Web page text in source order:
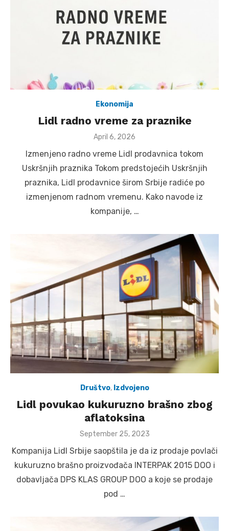
Ekonomija
Lidl radno vreme za praznike
Posted
April 6, 2026
Izmenjeno radno vreme Lidl prodavnica tokom
Uskršnjih praznika Tokom predstojećih Uskršnjih
praznika, Lidl prodavnice širom Srbije radiće po
izmenjenom radnom vremenu. Kako navode iz
kompanije, …
Društvo, Izdvojeno
Lidl povukao kukuruzno brašno zbog
aflatoksina
Posted
September 25, 2023
Kompanija Lidl Srbije saopštila je da iz prodaje povlači
kukuruzno brašno proizvođača INTERPAK 2015 DOO i
dobavljača DPS KLAS GROUP DOO a koje se prodaje
pod …